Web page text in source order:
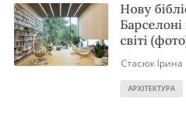
Нову
світі
Стасюк Ірина
АРХІТЕКТУРА